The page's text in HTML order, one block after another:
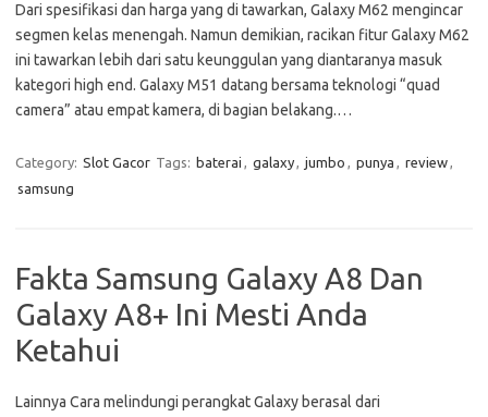
Dari spesifikasi dan harga yang di tawarkan, Galaxy M62 mengincar
segmen kelas menengah. Namun demikian, racikan fitur Galaxy M62
ini tawarkan lebih dari satu keunggulan yang diantaranya masuk
kategori high end. Galaxy M51 datang bersama teknologi “quad
camera” atau empat kamera, di bagian belakang.…
Category: Slot Gacor Tags: baterai , galaxy, jumbo , punya , review,
samsung
Fakta Samsung Galaxy A8 Dan
Galaxy A8+ Ini Mesti Anda
Ketahui
Lainnya Cara melindungi perangkat Galaxy berasal dari